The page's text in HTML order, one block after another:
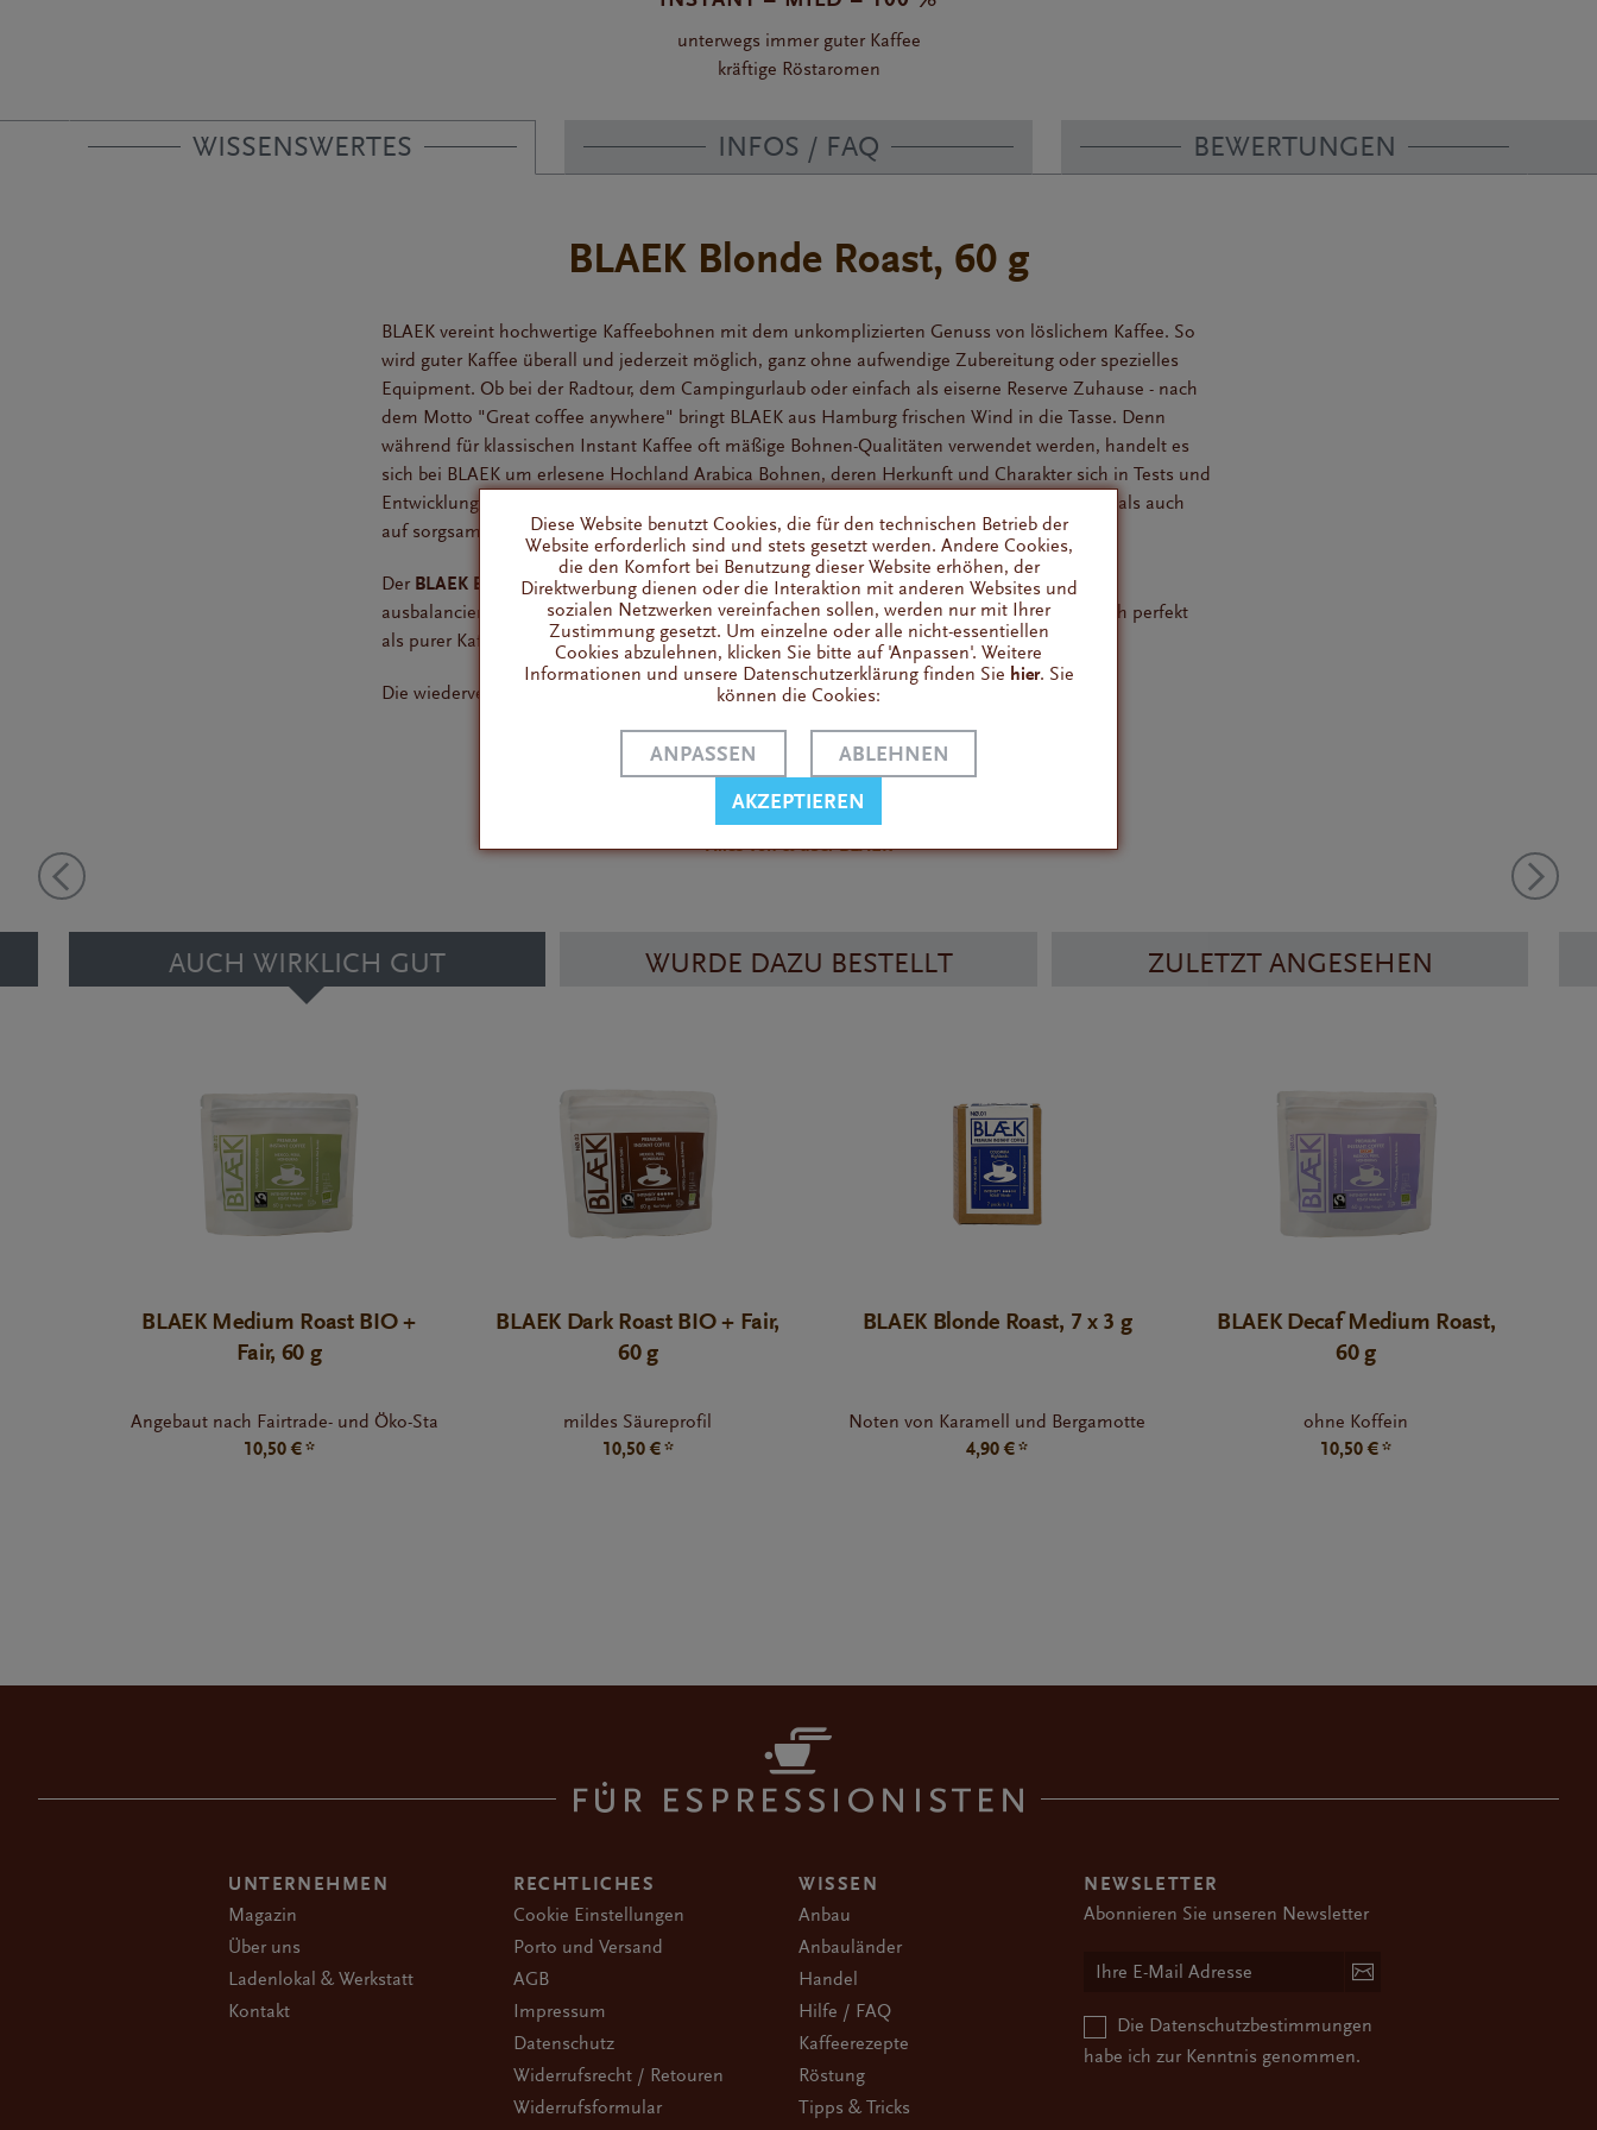
unterwegs immer guter Kaffee
kräftige Röstaromen
WISSENSWERTES INFOS / FAQ BEWERTUNGEN
BLAEK Blonde Roast, 60 g
BLAEK vereint hochwertige Kaffeebohnen mit dem unkomplizierten Genuss von löslichem Kaffee. So
wird guter Kaffee überall und jederzeit möglich, ganz ohne aufwendige Zubereitung oder spezielles
Equipment. Ob bei der Radtour, dem Campingurlaub oder einfach als eiserne Reserve Zuhause - nach
dem Motto "Great coffee anywhere" bringt BLAEK aus Hamburg frischen Wind in die Tasse. Denn
während für klassischen Instant Kaffee oft mäßige Bohnen-Qualitäten verwendet werden, handelt es
sich bei BLAEK um erlesene Hochland Arabica Bohnen, deren Herkunft und Charakter sich in Tests und
Entwicklungen als ideal erwiesen haben. Dabei setzt man sowohl auf Single Origin Kaffees, als auch
auf sorgsam ausgewogene Kaffee Blends.
Der BLAEK Blonde Roastweist Noten von Karamell und Bergamotte auf, punktet mit einer
ausbalancierten Säure und einem süßen Abgang. Durch seinen leichten Körper eignet er sich perfekt
als purer Kaffee - auch ohne Milch und Zucker.
Die wiederverschließbare Verpackung ergibt ca 20 Tassen Kaffee.
Alles von & über BLAEK
AUCH WIRKLICH GUT WURDE DAZU BESTELLT ZULETZT ANGESEHEN
BLAEK Medium Roast BIO +
Fair, 60 g
Angebaut nach Fairtrade- und Öko-Standards
10,50 € *
BLAEK Dark Roast BIO + Fair,
60 g
mildes Säureprofil
10,50 € *
BLAEK Blonde Roast, 7 x 3 g
Noten von Karamell und Bergamotte
4,90 € *
BLAEK Decaf Medium Roast,
60 g
ohne Koffein
10,50 € *
UNTERNEHMEN
Magazin
Über uns
Ladenlokal & Werkstatt
Kontakt
RECHTLICHES
Cookie Einstellungen
Porto und Versand
AGB
Impressum
Datenschutz
Widerrufsrecht / Retouren
Widerrufsformular
WISSEN
Anbau
Anbauländer
Handel
Hilfe / FAQ
Kaffeerezepte
Röstung
Tipps & Tricks
NEWSLETTER
Abonnieren Sie unseren Newsletter
Die Datenschutzbestimmungen
habe ich zur Kenntnis genommen.
Diese Website benutzt Cookies, die für den technischen Betrieb der
Website erforderlich sind und stets gesetzt werden. Andere Cookies,
die den Komfort bei Benutzung dieser Website erhöhen, der
Direktwerbung dienen oder die Interaktion mit anderen Websites und
sozialen Netzwerken vereinfachen sollen, werden nur mit Ihrer
Zustimmung gesetzt. Um einzelne oder alle nicht-essentiellen
Cookies abzulehnen, klicken Sie bitte auf 'Anpassen'. Weitere
Informationen und unsere Datenschutzerklärung finden Sie hier. Sie
können die Cookies:
ANPASSEN
ABLEHNEN
AKZEPTIEREN